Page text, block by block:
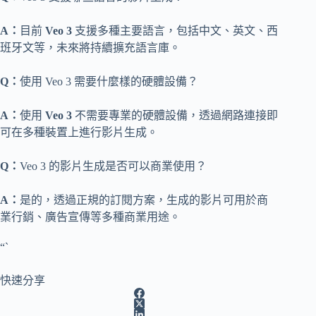
A： 目前 Veo 3 支援多種主要語言，包括中文、英文、西
班牙文等，未來將持續擴充語言庫。
Q： 使用 Veo 3 需要什麼樣的硬體設備？
A： 使用 Veo 3 不需要專業的硬體設備，透過網路連接即
可在多種裝置上進行影片生成。
Q： Veo 3 的影片生成是否可以商業使用？
A： 是的，透過正規的訂閱方案，生成的影片可用於商
業行銷、廣告宣傳等多種商業用途。
“`
快速分享